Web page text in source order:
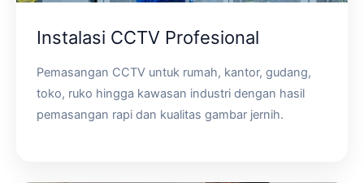
Instalasi CCTV Profesional
Pemasangan CCTV untuk rumah, kantor, gudang,
toko, ruko hingga kawasan industri dengan hasil
pemasangan rapi dan kualitas gambar jernih.